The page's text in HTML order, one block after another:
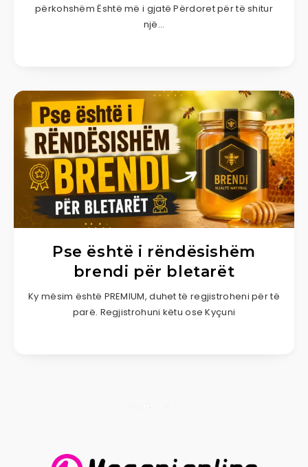
përkohshëm Është më i gjatë Përdoret për të shitur
një…
Pse është i rëndësishëm
brendi për bletarët
Ky mësim është PREMIUM, duhet të regjistroheni për të
parë. Regjistrohuni këtu ose Kyçuni